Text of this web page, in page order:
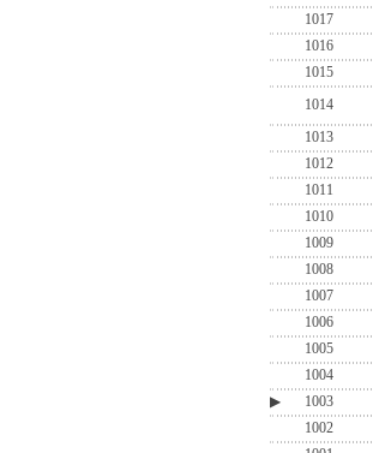
1017
1016
1015
1014
1013
1012
1011
1010
1009
1008
1007
1006
1005
1004
▶
1003
1002